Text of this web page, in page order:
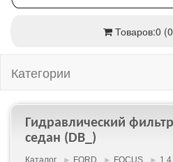
Товаров:0
Категории
Гидравлический
седан (DB_)
Каталог ► FORD ► FOCUS ► 1.4